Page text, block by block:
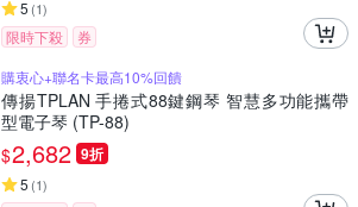
5 (1)
限時下殺 券
購衷心+聯名卡最高10%回饋
傳揚TPLAN 手捲式88鍵鋼琴 智慧多功能攜帶
型電子琴 (TP-88)
$2,682 9折
5 (1)